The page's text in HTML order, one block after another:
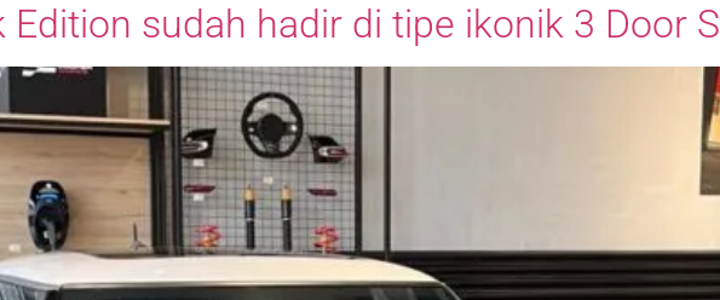
sudah hadir di tipe ikonik 3 Door S